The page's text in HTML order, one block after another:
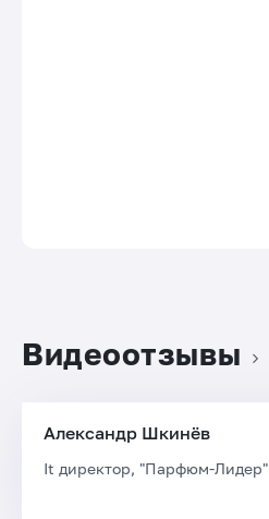
Видеоотзывы
Александр Шкинёв
It директор, "Парфюм-Лидер"